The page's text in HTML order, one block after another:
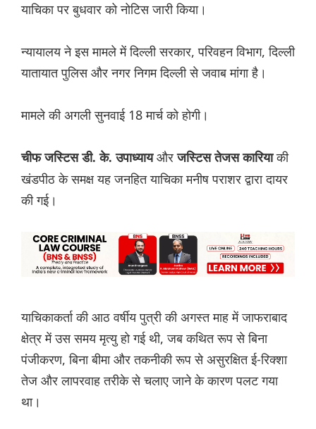
याचिका पर बुधवार को नोटिस जारी किया।
न्यायालय ने इस मामले में दिल्ली सरकार, परिवहन विभाग, दिल्ली
यातायात पुलिस और नगर निगम दिल्ली से जवाब मांगा है।
मामले की अगली सुनवाई 18 मार्च को होगी।
चीफ जस्टिस डी. के. उपाध्याय औरजस्टिस तेजस कारियाकी
खंडपीठ के समक्ष यह जनहित याचिका मनीष पराशर द्वारा दायर
की गई।
याचिकाकर्ता की आठ वर्षीय पुत्री की अगस्त माह में जाफराबाद
क्षेत्र में उस समय मृत्यु हो गई थी, जब कथित रूप से बिना
पंजीकरण, बिना बीमा और तकनीकी रूप से असुरक्षित ई-रिक्शा
तेज और लापरवाह तरीके से चलाए जाने के कारण पलट गया
था।